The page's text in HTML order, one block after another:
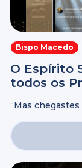
Bispo Macedo
O Espírito
todos os
“Mas
universal
estão inscritos ...